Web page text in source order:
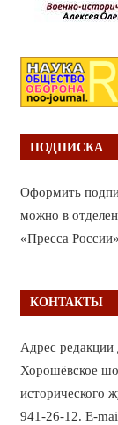
ПОДПИСКА
Оформить
можно в
«Пресса
КОНТАКТЫ
Адрес редакции
Хорошёвское
исторического
941-26-12. E-